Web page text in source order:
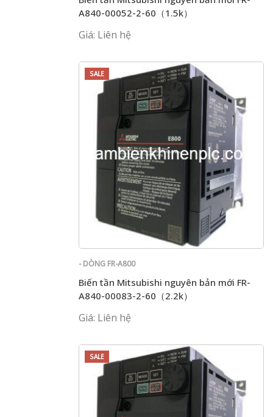
A840-00052-2-60（1.5k）
Giá: Liên hệ
SALE
- DÒNG FR-A800
Biến tần Mitsubishi nguyên bản mới FR-
A840-00083-2-60（2.2k）
Giá: Liên hệ
SALE